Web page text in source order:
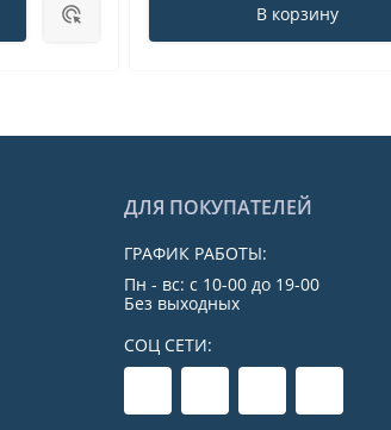
В корзину
ДЛЯ ПОКУПАТЕЛЕЙ
ГРАФИК РАБОТЫ:
Пн - вс: с 10-00 до 19-00
Без выходных
СОЦ СЕТИ: